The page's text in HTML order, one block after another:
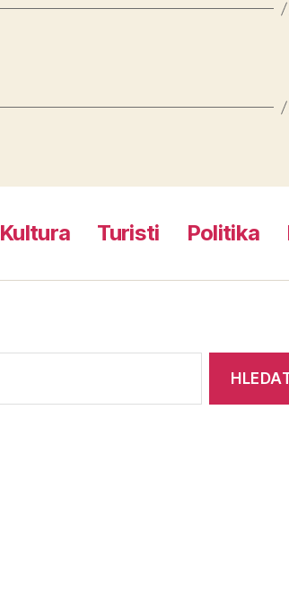
Kultura Turisti Politika